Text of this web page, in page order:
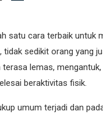
satu cara terbaik untuk
tidak sedikit orang yang
terasa lemas,
beraktivitas fisik.
umum terjadi dan